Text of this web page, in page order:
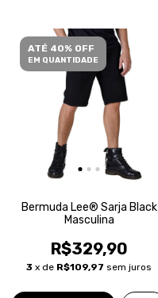
ATÉ 40% OFF
EM QUANTIDADE
Bermuda Lee® Sarja Black
Masculina
R$329,90
3 x de R$109,97 sem juros